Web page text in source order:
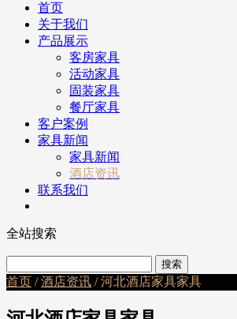
首页
关于我们
产品展示
客房家具
活动家具
固装家具
餐厅家具
客户案例
家具新闻
家具新闻
酒店资讯
联系我们
全站搜索
首页 /酒店资讯 / 河北酒店家具家具